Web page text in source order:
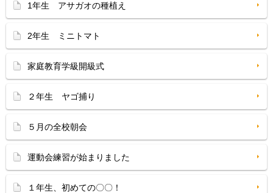
1年生 アサガオの種植え
2年生 ミニトマト
家庭教育学級開級式
２年生 ヤゴ捕り
５月の全校朝会
運動会練習が始まりました
１年生、初めての〇〇！